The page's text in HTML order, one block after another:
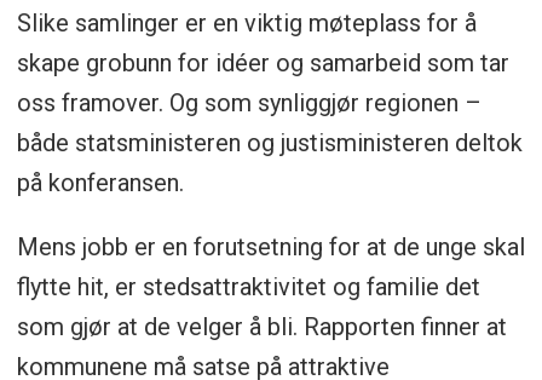
Slike samlinger er en viktig møteplass for å
skape grobunn for idéer og samarbeid som tar
oss framover. Og som synliggjør regionen –
både statsministeren og justisministeren deltok
på konferansen.
Mens jobb er en forutsetning for at de unge skal
flytte hit, er stedsattraktivitet og familie det
som gjør at de velger å bli. Rapporten finner at
kommunene må satse på attraktive